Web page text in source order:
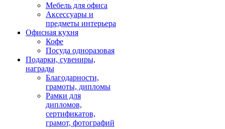
Мебель для офиса
Аксессуары и
предметы интерьера
Офисная кухня
Кофе
Посуда одноразовая
Подарки, сувениры,
награды
Благодарности,
грамоты, дипломы
Рамки для
дипломов,
сертификатов,
грамот, фотографий